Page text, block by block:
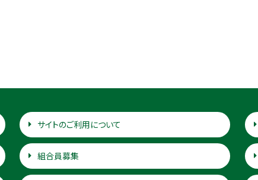
サイトのご利用について
組合員募集